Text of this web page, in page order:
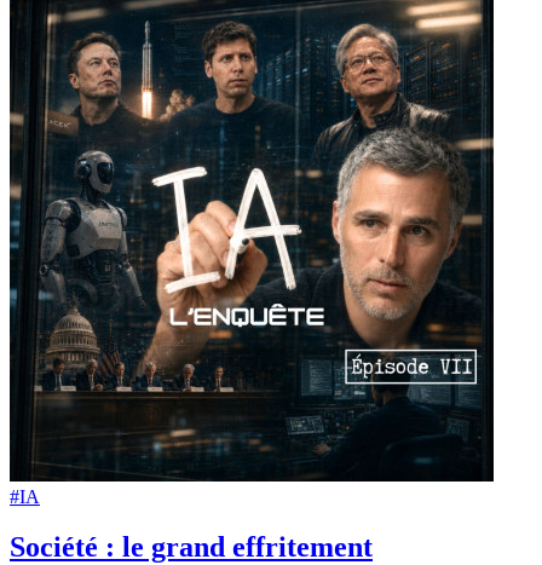
#IA
Société : le grand effritement